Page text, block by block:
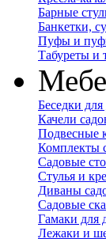
Барные
Банкетки,
Пуфы и
Табуреты и
Беседки для
Качели
Подвесные
Комплекты
Садовые
Стулья и
Диваны
Садовые
Гамаки для
Лежаки и